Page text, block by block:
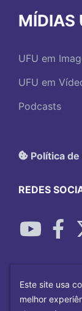
MÍDIAS
UFU em
UFU em
Podcasts
Política
REDES
Este site usa
melhor